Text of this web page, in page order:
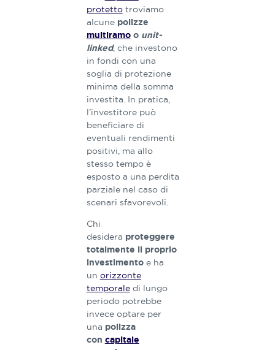
protettotroviamo
alcune polizze
multiramoo unit-
linked, che investono
in fondi con una
soglia di protezione
minima della somma
investita. In pratica,
l’investitore può
beneficiare di
eventuali rendimenti
positivi, ma allo
stesso tempo è
esposto a una perdita
parziale nel caso di
scenari sfavorevoli.
Chi
desidera proteggere
totalmente il proprio
investimentoe ha
un orizzonte
temporaledi lungo
periodo potrebbe
invece optare per
una polizza
con capitale